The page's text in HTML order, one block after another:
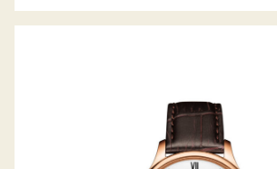
TRADITION